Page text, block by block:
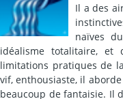
Il a des
naïves
idéalisme totalitaire, et
limitations pratiques de
vif, enthousiaste, il
beaucoup de fantaisie. Il